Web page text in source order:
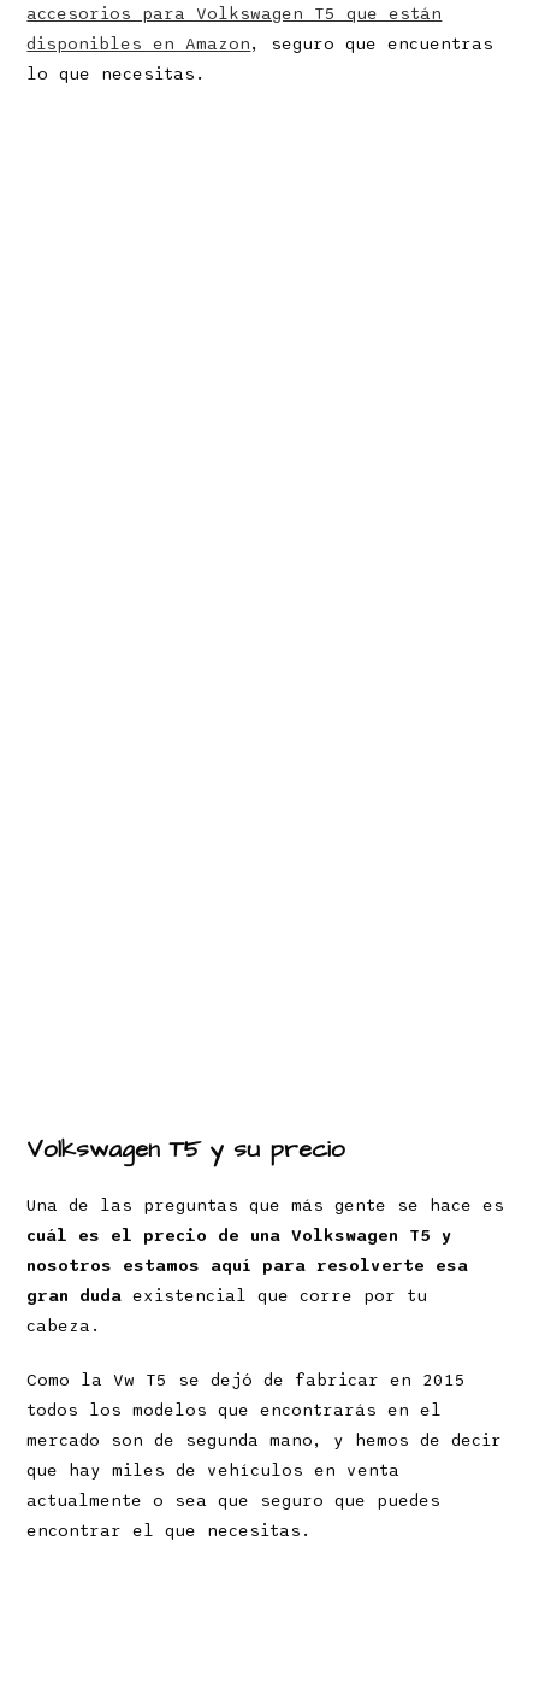
accesorios para Volkswagen T5 que están
disponibles en Amazon, seguro que encuentras
lo que necesitas.
Volkswagen T5 y su precio
Una de las preguntas que más gente se hace es
cuál es el precio de una Volkswagen T5 y
nosotros estamos aquí para resolverte esa
gran duda existencial que corre por tu
cabeza.
Como la Vw T5 se dejó de fabricar en 2015
todos los modelos que encontrarás en el
mercado son de segunda mano, y hemos de decir
que hay miles de vehículos en venta
actualmente o sea que seguro que puedes
encontrar el que necesitas.